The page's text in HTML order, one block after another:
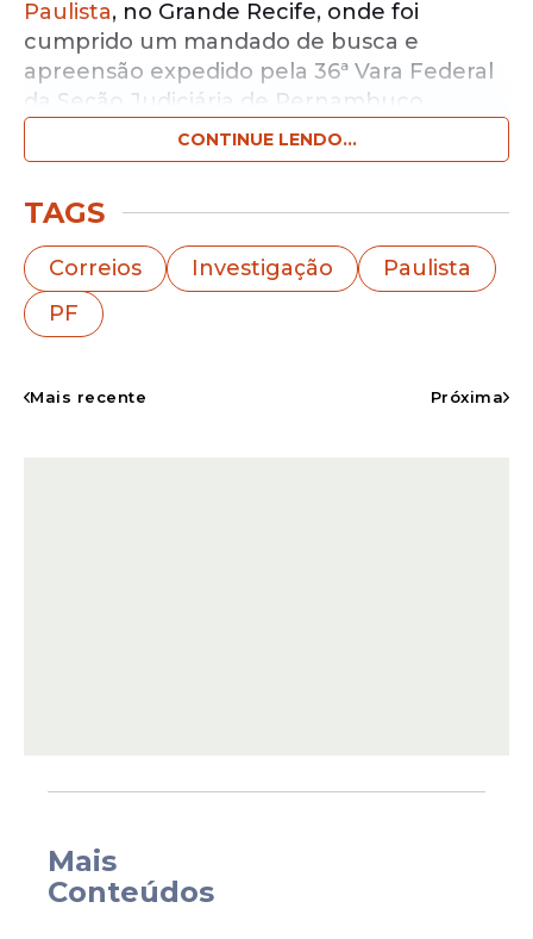
Paulista, no Grande Recife, onde foi
cumprido um mandado de busca e
apreensão expedido pela 36ª Vara Federal
da Seção Judiciária de Pernambuco.
de Prefeiturapelo nosso canal.
Entrar no canal
suspeito investigado por utilizar o sistema
informações repassadas pela Unidade
Especial de Repressão à Falsificação de
CONTINUE LENDO...
TAGS
Correios Investigação
Paulista
PF
Mais recente Próxima
Mais
Conteúdos